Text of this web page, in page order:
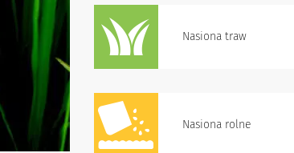
Nasiona traw
Nasiona rolne